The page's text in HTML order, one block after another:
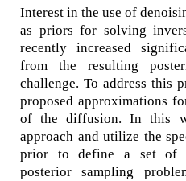
Interest in the use of
as priors for solving
recently increased
from the resulting
challenge. To address this
proposed approximations
of the diffusion. In this
approach and utilize the
prior to define a set of
posterior sampling